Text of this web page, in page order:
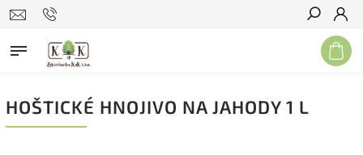
Hľadať
HOŠTICKÉ HNOJIVO NA JAHODY 1 L